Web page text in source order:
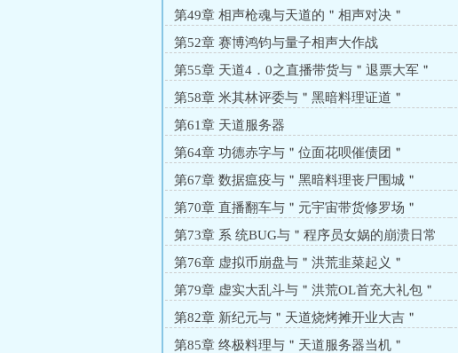
第49章 相声枪魂与天道的＂相声对决＂
第52章 赛博鸿钧与量子相声大作战
第55章 天道4．0之直播带货与＂退票大军＂
第58章 米其林评委与＂黑暗料理证道＂
第61章 天道服务器
第64章 功德赤字与＂位面花呗催债团＂
第67章 数据瘟疫与＂黑暗料理丧尸围城＂
第70章 直播翻车与＂元宇宙带货修罗场＂
第73章 系 统BUG与＂程序员女娲的崩溃日常
＂第76章 虚拟币崩盘与＂洪荒韭菜起义＂
第79章 虚实大乱斗与＂洪荒OL首充大礼包＂
第82章 新纪元与＂天道烧烤摊开业大吉＂
第85章 终极料理与＂天道服务器当机＂